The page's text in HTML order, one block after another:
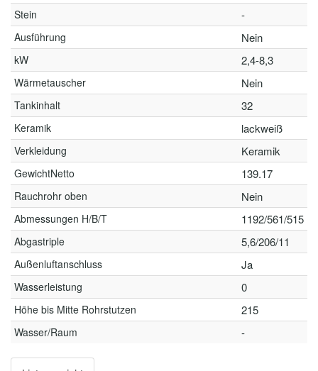
Stein -
Ausführung Nein
kW 2,4-8,3
Wärmetauscher Nein
Tankinhalt 32
Keramik lackweiß
Verkleidung Keramik
GewichtNetto 139.17
Rauchrohr oben Nein
Abmessungen H/B/T 1192/561/515
Abgastriple 5,6/206/11
Außenluftanschluss Ja
Wasserleistung 0
Höhe bis Mitte Rohrstutzen 215
Wasser/Raum -